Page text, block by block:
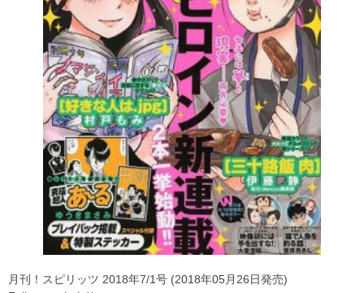
月刊！スピリッツ 2018年7/1号 (2018年05月26日発売)